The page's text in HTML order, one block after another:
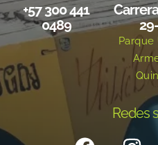
+57 300 441
0489
Parque
Redes